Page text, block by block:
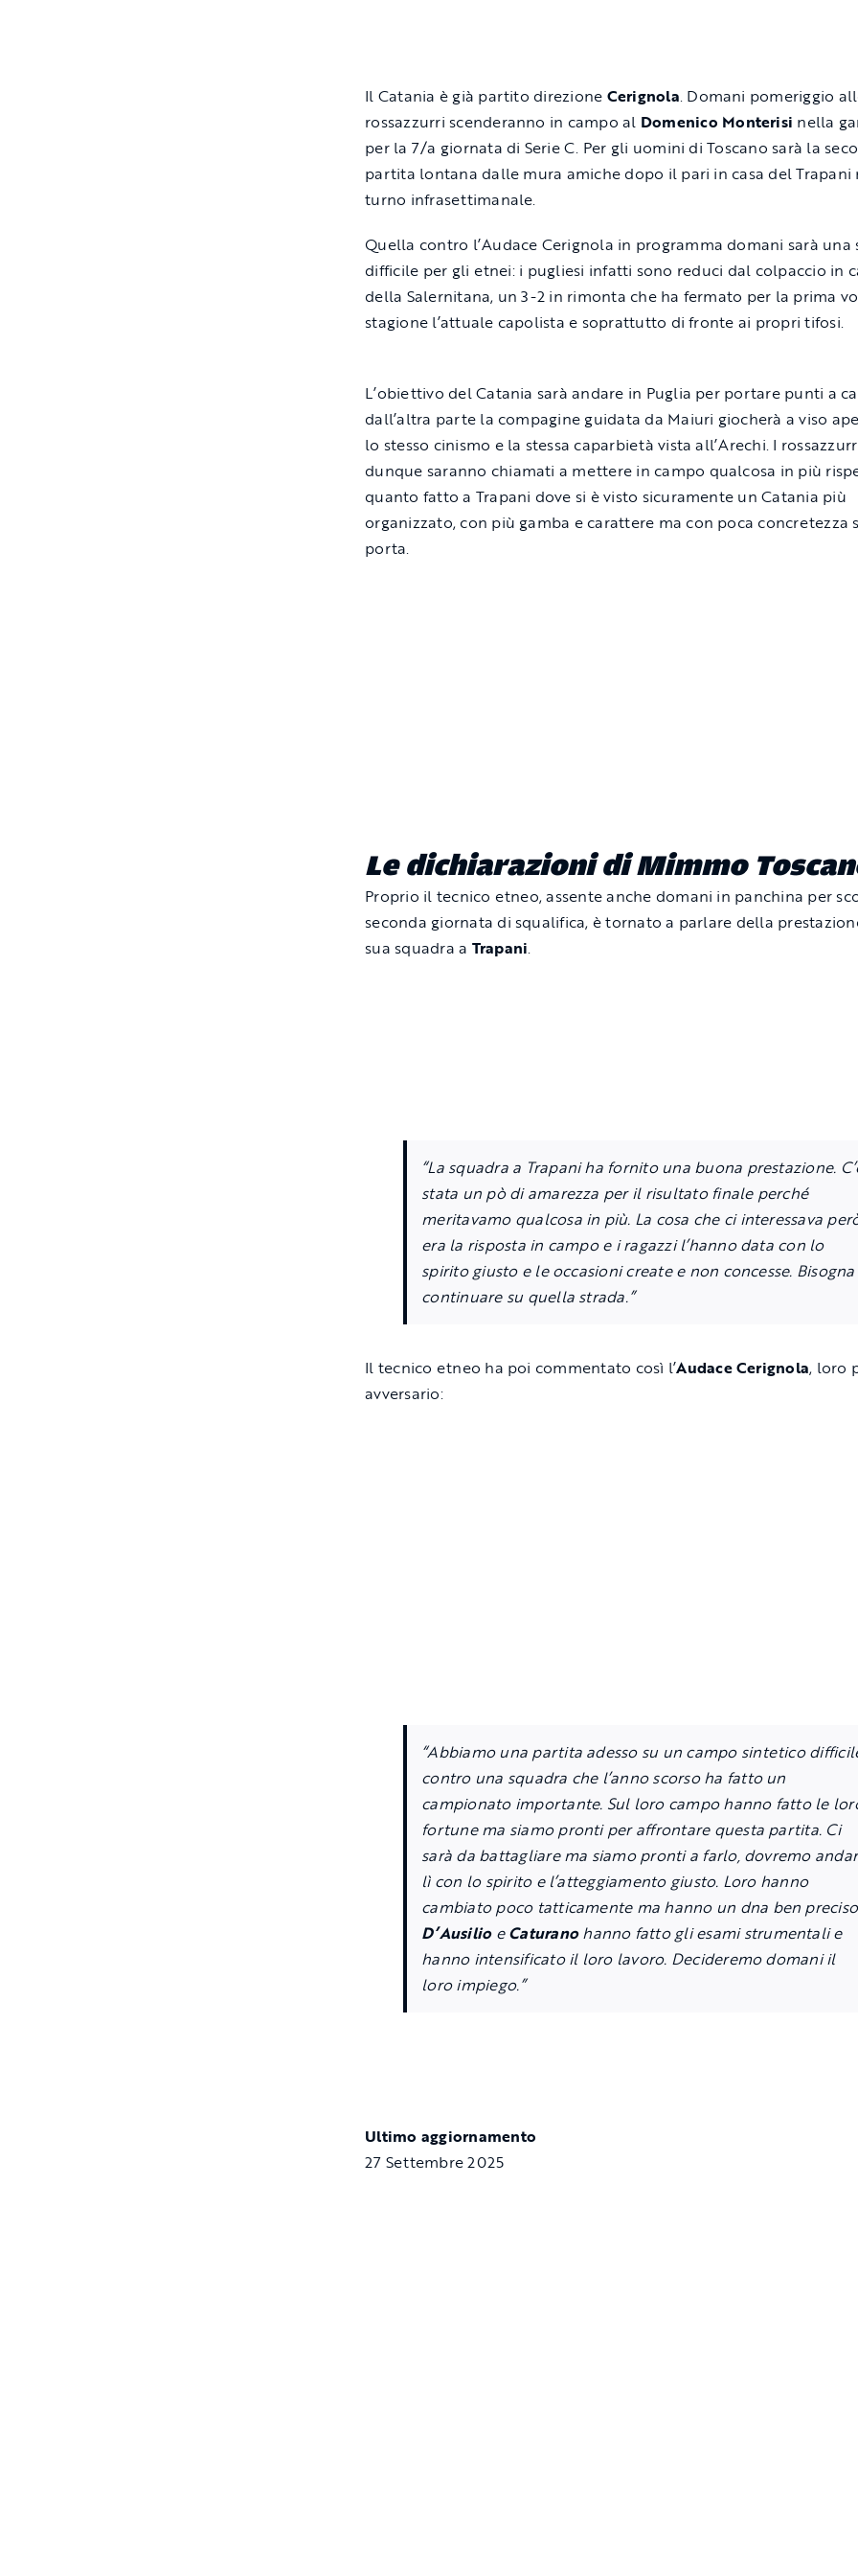
Il Catania è già partito direzione Cerignola. Domani pomeriggio
rossazzurri scenderanno in campo al Domenico Monterisi nella
per la 7/a giornata di Serie C. Per gli uomini di Toscano sarà la
partita lontana dalle mura amiche dopo il pari in casa del Trapani
turno infrasettimanale.
Quella contro l’Audace Cerignola in programma domani sarà una
difficile per gli etnei: i pugliesi infatti sono reduci dal colpaccio in
della Salernitana, un 3-2 in rimonta che ha fermato per la prima
stagione l’attuale capolista e soprattutto di fronte ai propri tifosi.
L’obiettivo del Catania sarà andare in Puglia per portare punti a
dall’altra parte la compagine guidata da Maiuri giocherà a viso
lo stesso cinismo e la stessa caparbietà vista all’Arechi. I
dunque saranno chiamati a mettere in campo qualcosa in più
quanto fatto a Trapani dove si è visto sicuramente un Catania più
organizzato, con più gamba e carattere ma con poca concretezza
porta.
Le dichiarazioni di Mimmo
Proprio il tecnico etneo, assente anche domani in panchina per
seconda giornata di squalifica, è tornato a parlare della
sua squadra a Trapani.
“La squadra a Trapani ha fornito una buona prestazione.
stata un pò di amarezza per il risultato finale perché
meritavamo qualcosa in più. La cosa che ci interessava
era la risposta in campo e i ragazzi l’hanno data con lo
spirito giusto e le occasioni create e non concesse. Bisogna
continuare su quella strada.”
Il tecnico etneo ha poi commentato così l’AudaceCerignola, loro
avversario:
“Abbiamo una partita adesso su un campo sintetico
contro una squadra che l’anno scorso ha fatto un
campionato importante. Sul loro campo hanno fatto le
fortune ma siamo pronti per affrontare questa partita. Ci
sarà da battagliare ma siamo pronti a farlo, dovremo
lì con lo spirito e l’atteggiamento giusto. Loro hanno
cambiato poco tatticamente ma hanno un dna ben
D’AusilioeCaturanohanno fatto gli esami strumentali e
hanno intensificato il loro lavoro. Decideremo domani il
loro impiego.”
Ultimo aggiornamento
27 Settembre 2025